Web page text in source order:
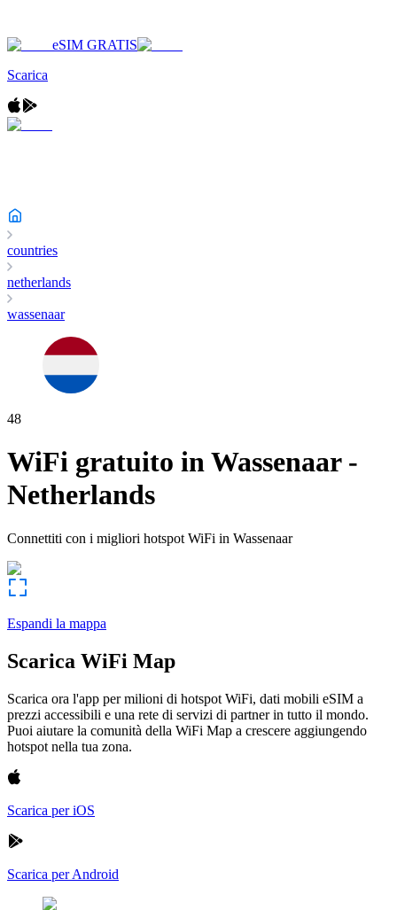
eSIM GRATIS
Scarica
countries
netherlands
wassenaar
48
WiFi gratuito inWassenaar-
Netherlands
Connettiti con i migliori hotspot WiFi in Wassenaar
Espandi la mappa
Scarica WiFi Map
Scarica ora l'app per milioni di hotspot WiFi, dati mobili eSIM a
prezzi accessibili e una rete di servizi di partner in tutto il mondo.
Puoi aiutare la comunità della WiFi Map a crescere aggiungendo
hotspot nella tua zona.
Scarica per iOS
Scarica per Android